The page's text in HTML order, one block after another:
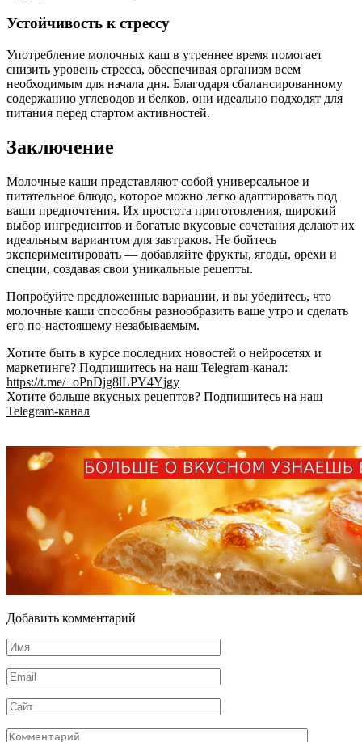
Устойчивость к стрессу
Употребление молочных каш в утреннее время помогает
снизить уровень стресса, обеспечивая организм всем
необходимым для начала дня. Благодаря сбалансированному
содержанию углеводов и белков, они идеально подходят для
питания перед стартом активностей.
Заключение
Молочные каши представляют собой универсальное и
питательное блюдо, которое можно легко адаптировать под
ваши предпочтения. Их простота приготовления, широкий
выбор ингредиентов и богатые вкусовые сочетания делают их
идеальным вариантом для завтраков. Не бойтесь
экспериментировать — добавляйте фрукты, ягоды, орехи и
специи, создавая свои уникальные рецепты.
Попробуйте предложенные вариации, и вы убедитесь, что
молочные каши способны разнообразить ваше утро и сделать
его по-настоящему незабываемым.
Хотите быть в курсе последних новостей о нейросетях и
маркетинге? Подпишитесь на наш Telegram-канал:
https://t.me/+oPnDjg8lLPY4Yjgy
Хотите больше вкусных рецептов? Подпишитесь на наш
Telegram-канал
Добавить комментарий
Имя
*
Email
*
Сайт
Комментарий